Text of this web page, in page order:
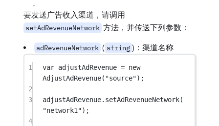
要发送广告收入渠道，请调用
setAdRevenueNetwork 方法，并传送下列参数：
adRevenueNetwork ( string )：渠道名称
1 var adjustAdRevenue = new
AdjustAdRevenue( "source");
2
3
adjustAdRevenue. setAdRevenueNetwork(
"network1");
4